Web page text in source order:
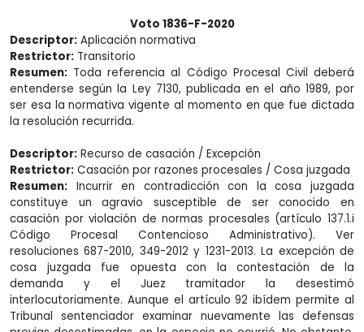
Voto 1836-F-2020
Descriptor: Aplicación normativa
Restrictor: Transitorio
Resumen: Toda referencia al Código Procesal Civil deberá
entenderse según la Ley 7130, publicada en el año 1989, por
ser esa la normativa vigente al momento en que fue dictada
la resolución recurrida.
Descriptor: Recurso de casación / Excepción
Restrictor: Casación por razones procesales / Cosa juzgada
Resumen: Incurrir en contradicción con la cosa juzgada
constituye un agravio susceptible de ser conocido en
casación por violación de normas procesales (artículo 137.1.i
Código Procesal Contencioso Administrativo). Ver
resoluciones 687-2010, 349-2012 y 1231-2013. La excepción de
cosa juzgada fue opuesta con la contestación de la
demanda y el Juez tramitador la desestimó
interlocutoriamente. Aunque el artículo 92 ibídem permite al
Tribunal sentenciador examinar nuevamente las defensas